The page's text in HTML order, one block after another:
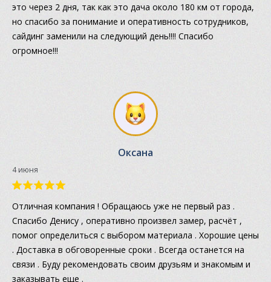
это через 2 дня, так как это дача около 180 км от города,
но спасибо за понимание и оперативность сотрудников,
сайдинг заменили на следующий день!!!! Спасибо
огромное!!!
Оксана
4 июня
Отличная компания ! Обращаюсь уже не первый раз .
Спасибо Денису , оперативно произвел замер, расчёт ,
помог определиться с выбором материала . Хорошие цены
. Доставка в обговоренные сроки . Всегда останется на
связи . Буду рекомендовать своим друзьям и знакомым и
заказывать еще .